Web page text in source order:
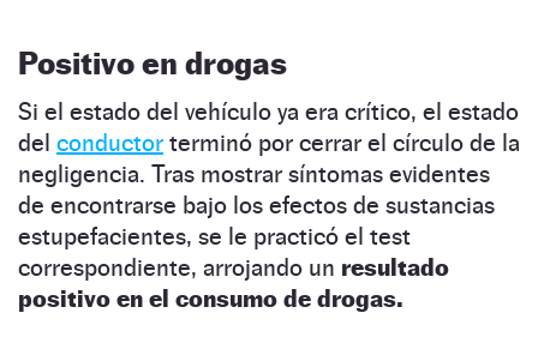
Positivo en drogas
Si el estado del vehículo ya era crítico, el estado
del conductor terminó por cerrar el círculo de la
negligencia. Tras mostrar síntomas evidentes
de encontrarse bajo los efectos de sustancias
estupefacientes, se le practicó el test
correspondiente, arrojando un resultado
positivo en el consumo de drogas.